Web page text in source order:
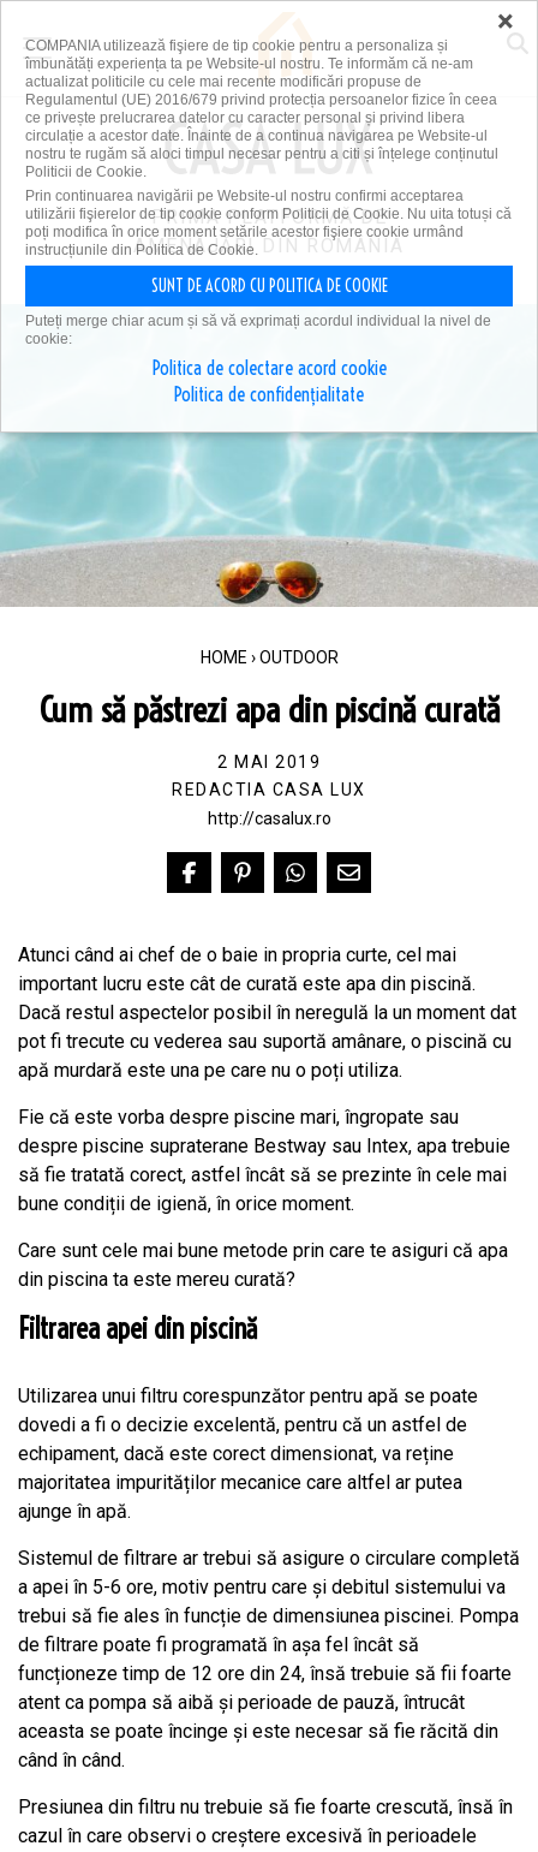
PRIMA PLATFORMĂ DE
AMENAJĂRI DIN ROMÂNIA
HOME › OUTDOOR
Cum să păstrezi apa din piscină curată
2 MAI 2019
REDACTIA CASA LUX
http://casalux.ro
Atunci când ai chef de o baie in propria curte, cel mai
important lucru este cât de curată este apa din piscină.
Dacă restul aspectelor posibil în neregulă la un moment dat
pot fi trecute cu vederea sau suportă amânare, o piscină cu
apă murdară este una pe care nu o poți utiliza.
Fie că este vorba despre piscine mari, îngropate sau
despre piscine supraterane Bestway sau Intex, apa trebuie
să fie tratată corect, astfel încât să se prezinte în cele mai
bune condiții de igienă, în orice moment.
Care sunt cele mai bune metode prin care te asiguri că apa
din piscina ta este mereu curată?
Filtrarea apei din piscină
Utilizarea unui filtru corespunzător pentru apă se poate
dovedi a fi o decizie excelentă, pentru că un astfel de
echipament, dacă este corect dimensionat, va reține
majoritatea impurităților mecanice care altfel ar putea
ajunge în apă.
Sistemul de filtrare ar trebui să asigure o circulare completă
a apei în 5-6 ore, motiv pentru care și debitul sistemului va
trebui să fie ales în funcție de dimensiunea piscinei. Pompa
de filtrare poate fi programată în așa fel încât să
funcționeze timp de 12 ore din 24, însă trebuie să fii foarte
atent ca pompa să aibă și perioade de pauză, întrucât
aceasta se poate încinge și este necesar să fie răcită din
când în când.
Presiunea din filtru nu trebuie să fie foarte crescută, însă în
cazul în care observi o creștere excesivă în perioadele
×
COMPANIA utilizează fişiere de tip cookie pentru a personaliza și
îmbunătăți experiența ta pe Website-ul nostru. Te informăm că ne-am
actualizat politicile cu cele mai recente modificări propuse de
Regulamentul (UE) 2016/679 privind protecția persoanelor fizice în ceea
ce privește prelucrarea datelor cu caracter personal și privind libera
circulație a acestor date. Înainte de a continua navigarea pe Website-ul
nostru te rugăm să aloci timpul necesar pentru a citi și înțelege conținutul
Politicii de Cookie.
Prin continuarea navigării pe Website-ul nostru confirmi acceptarea
utilizării fişierelor de tip cookie conform Politicii de Cookie. Nu uita totuși că
poți modifica în orice moment setările acestor fişiere cookie urmând
instrucțiunile din Politica de Cookie.
SUNT DE ACORD CU POLITICA DE COOKIE
Puteți merge chiar acum și să vă exprimați acordul individual la nivel de
cookie:
Politica de colectare acord cookie
Politica de confidențialitate